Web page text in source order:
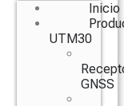
Inicio
UTM30
GNSS